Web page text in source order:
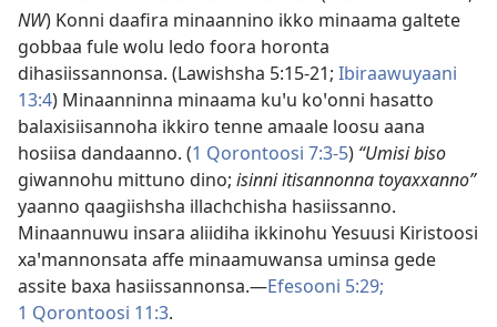
NW) Konni daafira minaannino ikko minaama galtete
gobbaa fule wolu ledo foora horonta
dihasiissannonsa. (Lawishsha 5:15-21; Ibiraawuyaani
13:4) Minaanninna minaama kuꞌu koꞌonni hasatto
balaxisiisannoha ikkiro tenne amaale loosu aana
hosiisa dandaanno. (1 Qorontoosi 7:3-5) “Umisi biso
giwannohu mittuno dino; isinni itisannonna toyaxxanno”
yaanno qaagiishsha illachchisha hasiissanno.
Minaannuwu insara aliidiha ikkinohu Yesuusi Kiristoosi
xaꞌmannonsata affe minaamuwansa uminsa gede
assite baxa hasiissannonsa.—Efesooni 5:29;
1 Qorontoosi 11:3.